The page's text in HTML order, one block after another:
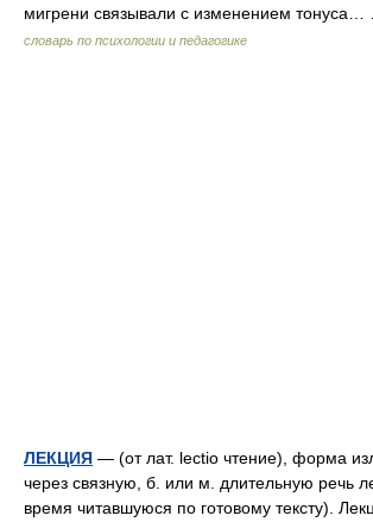
мигрени связывали с изменением
словарь по психологии и педагогике
ЛЕКЦИЯ — (от лат. lectio чтение), форма
через связную, б. или м. длительную речь
время читавшуюся по готовому тексту).